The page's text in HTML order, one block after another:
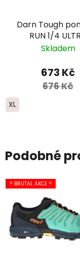
Darn Tough
RUN 1/4
Lightweight s
zelenomodré
Skladem
673 Kč
676 Kč
XL
Podobné
!! BRUTAL AKCE !!